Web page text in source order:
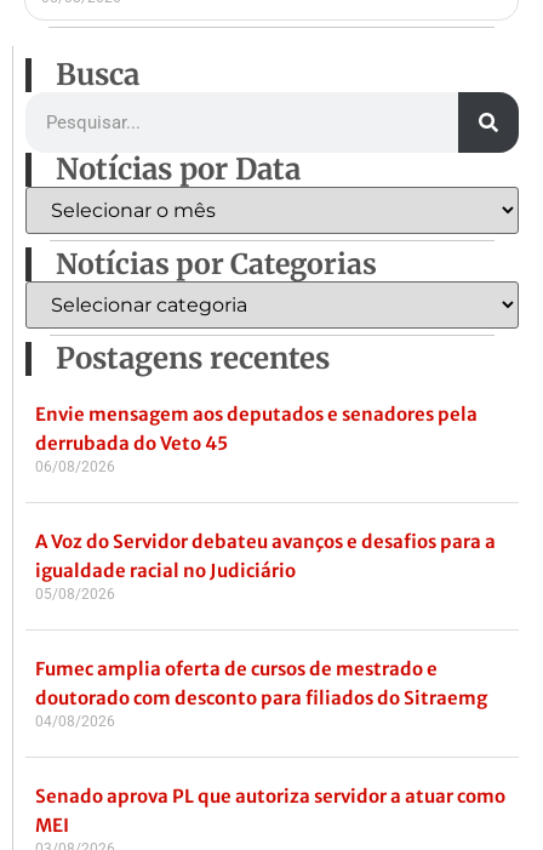
Busca
Notícias por Data
Notícias por Categorias
Postagens recentes
Envie mensagem aos deputados e senadores pela
derrubada do Veto 45
06/08/2026
A Voz do Servidor debateu avanços e desafios para a
igualdade racial no Judiciário
05/08/2026
Fumec amplia oferta de cursos de mestrado e
doutorado com desconto para filiados do Sitraemg
04/08/2026
Senado aprova PL que autoriza servidor a atuar como
MEI